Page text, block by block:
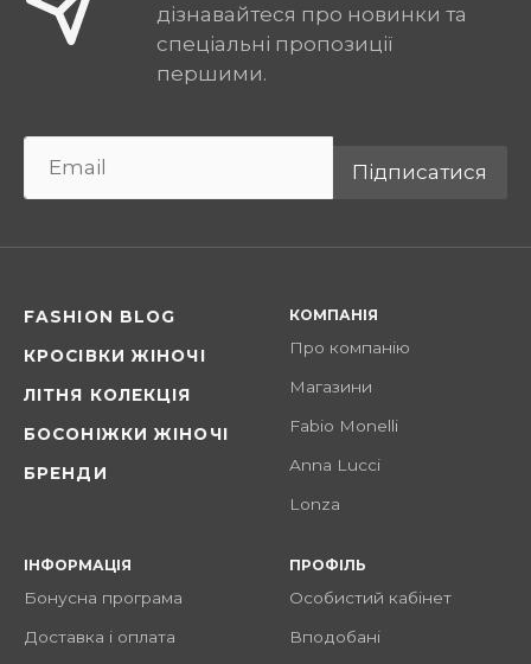
дізнавайтеся про новинки та
спеціальні пропозиції
першими.
Підписатися
FASHION BLOG
КРОСІВКИ ЖІНОЧІ
ЛІТНЯ КОЛЕКЦІЯ
БОСОНІЖКИ ЖІНОЧІ
БРЕНДИ
КОМПАНІЯ
Про компанію
Магазини
Fabio Monelli
Anna Lucci
Lonza
ІНФОРМАЦІЯ
Бонусна програма
Доставка і оплата
ПРОФІЛЬ
Особистий кабінет
Вподобані